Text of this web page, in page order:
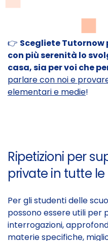
👉 Scegliete Tutornow
con più serenità lo
casa, sia per voi che
parlare con noi e
elementari e medie!
Ripetizioni per
private in tutte
Per gli studenti delle
possono essere utili per
interrogazioni,
materie specifiche,